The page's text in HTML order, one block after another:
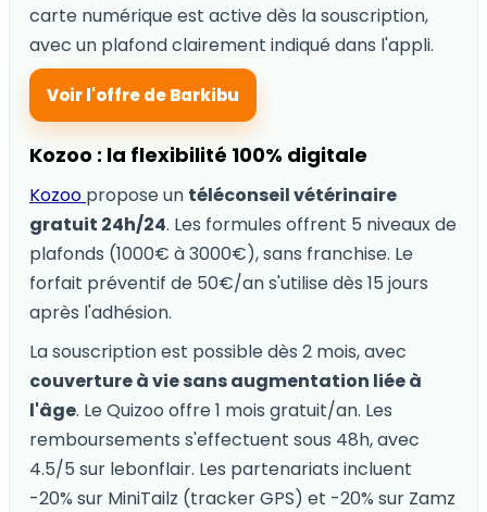
carte numérique est active dès la souscription,
avec un plafond clairement indiqué dans l'appli.
Voir l'offre de Barkibu
Kozoo : la flexibilité 100% digitale
Kozoo propose un téléconseil vétérinaire
gratuit 24h/24. Les formules offrent 5 niveaux de
plafonds (1000€ à 3000€), sans franchise. Le
forfait préventif de 50€/an s'utilise dès 15 jours
après l'adhésion.
La souscription est possible dès 2 mois, avec
couverture à vie sans augmentation liée à
l'âge. Le Quizoo offre 1 mois gratuit/an. Les
remboursements s'effectuent sous 48h, avec
4.5/5 sur lebonflair. Les partenariats incluent
-20% sur MiniTailz (tracker GPS) et -20% sur Zamz